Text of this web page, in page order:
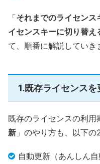
「それまでのライセンス
イセンスキーに切り替え
て、順番に解説していき
1.既存ライセンスを
既存のライセンスの利用
新 」のやり方も、以下の
自動更新（あんしん自